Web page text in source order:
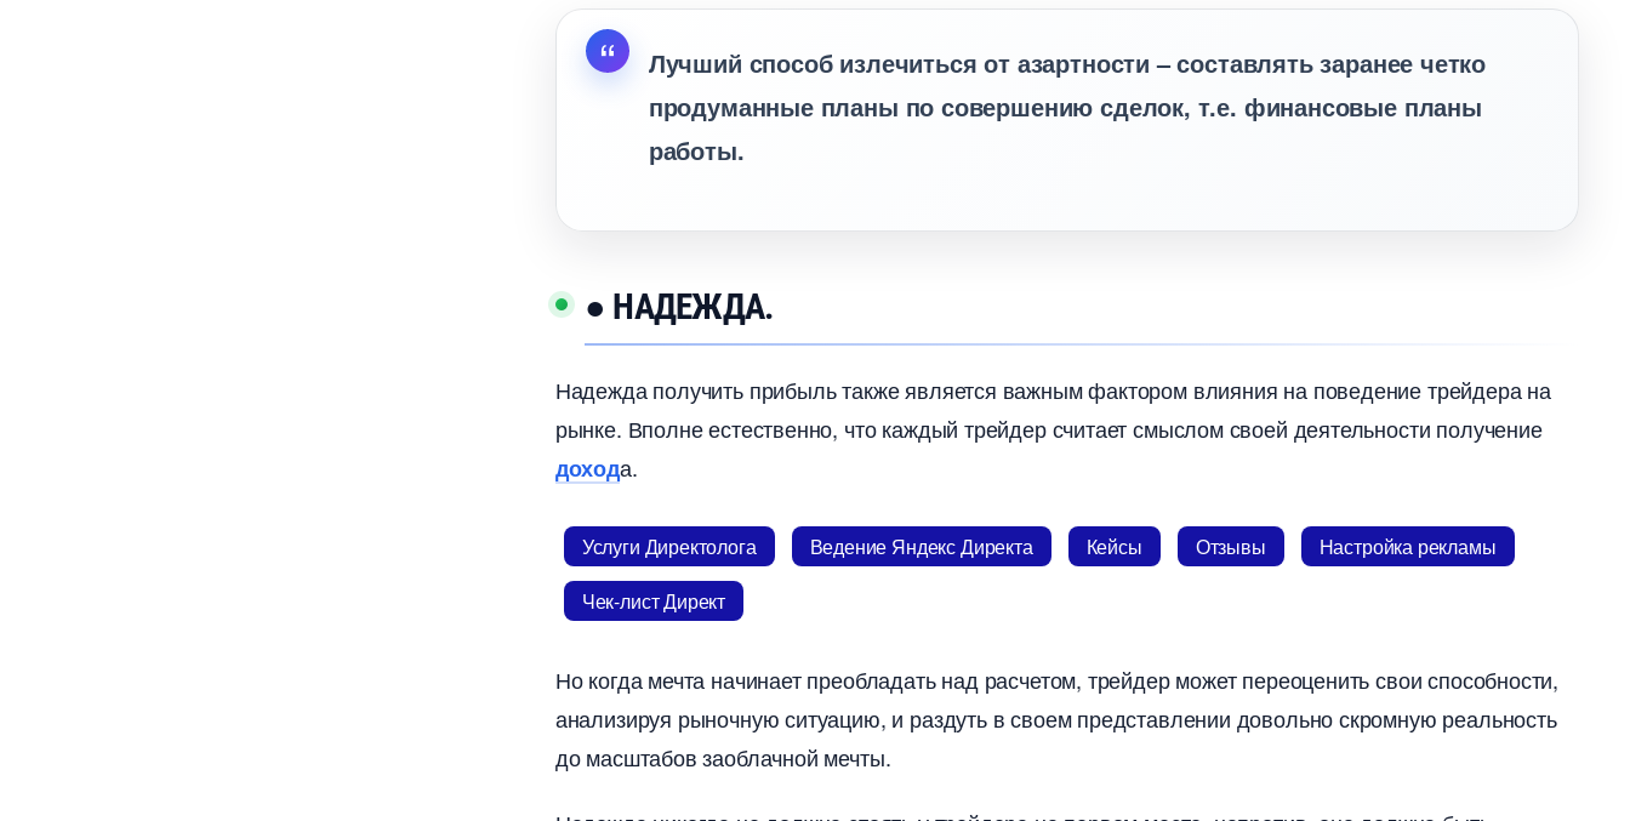
Лучший способ излечиться от азартности – составлять заранее четко
продуманные планы по совершению сделок, т.е. финансовые планы
работы.
● НАДЕЖДА.
Надежда получить прибыль также является важным фактором влияния на поведение трейдера на
рынке. Вполне естественно, что каждый трейдер считает смыслом своей деятельности получение
дохода.
Услуги Директолога едение Яндекс Директа Кейсы Отзывы
Настройка рекламы
Чек-лист Директ
Но когда мечта начинает преобладать над расчетом, трейдер может переоценить свои способности,
анализируя рыночную ситуацию, и раздуть в своем представлении довольно скромную реальность
до масштабов заоблачной мечты.